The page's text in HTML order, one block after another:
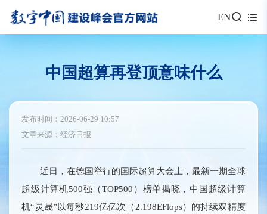
EN
中国超算再登顶意味什么
发布时间：2026-06-29 10:57
文章来源：经济日报
近日，在德国举行的国际超算大会上，最新一期全球
超级计算机500强（TOP500）榜单揭晓，中国超级计算
机“灵晟”以每秒219亿亿次（2.198EFlops）的持续双精度